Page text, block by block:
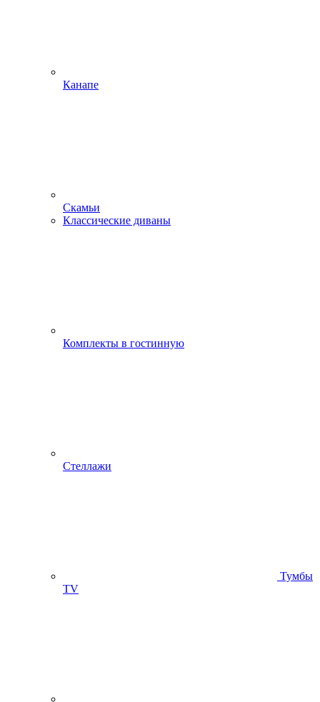
Канапе
Скамьи
Классические диваны
Комплекты в гостинную
Стеллажи
Тумбы
ТV